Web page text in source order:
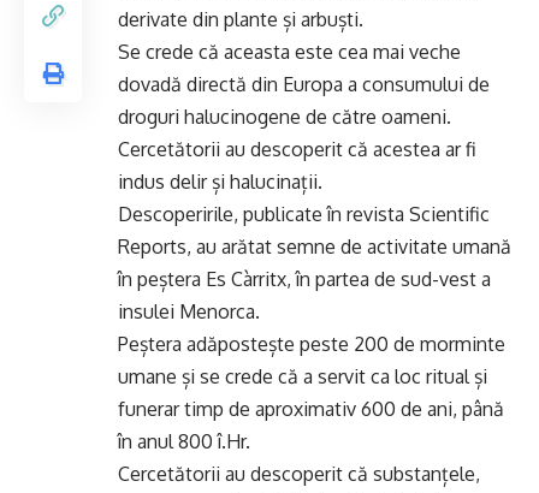
derivate din plante și arbuști.
Se crede că aceasta este cea mai veche
dovadă directă din Europa a consumului de
droguri halucinogene de către oameni.
Cercetătorii au descoperit că acestea ar fi
indus delir și halucinații.
Descoperirile, publicate în revista Scientific
Reports, au arătat semne de activitate umană
în peștera Es Càrritx, în partea de sud-vest a
insulei Menorca.
Peștera adăpostește peste 200 de morminte
umane și se crede că a servit ca loc ritual și
funerar timp de aproximativ 600 de ani, până
în anul 800 î.Hr.
Cercetătorii au descoperit că substanțele,